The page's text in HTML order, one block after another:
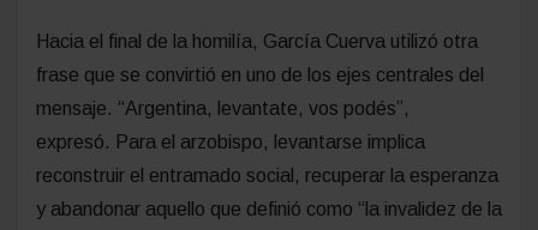
Hacia el final de la homilía, García Cuerva utilizó otra
frase que se convirtió en uno de los ejes centrales del
mensaje. “Argentina, levantate, vos podés”,
expresó. Para el arzobispo, levantarse implica
reconstruir el entramado social, recuperar la esperanza
y abandonar aquello que definió como “la invalidez de la